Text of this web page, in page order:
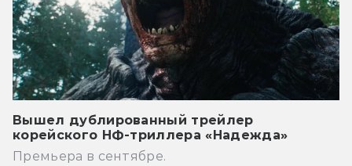
Вышел дублированный трейлер
корейского НФ-триллера «Надежда»
Премьера в сентябре.